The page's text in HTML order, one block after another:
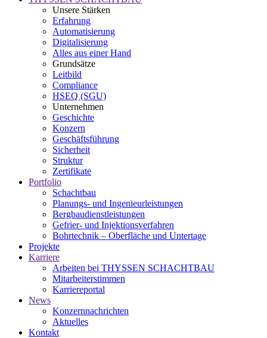
Unsere Stärken
Erfahrung
Automatisierung
Digitalisierung
Alles aus einer Hand
Grundsätze
Leitbild
Compliance
HSEQ (SGU)
Unternehmen
Geschichte
Konzern
Geschäftsführung
Sicherheit
Struktur
Zertifikate
Portfolio
Schachtbau
Planungs- und Ingenieurleistungen
Bergbaudienstleistungen
Gefrier- und Injektionsverfahren
Bohrtechnik – Oberfläche und Untertage
Projekte
Karriere
Arbeiten bei THYSSEN SCHACHTBAU
Mitarbeiterstimmen
Karriereportal
News
Konzernnachrichten
Aktuelles
Kontakt